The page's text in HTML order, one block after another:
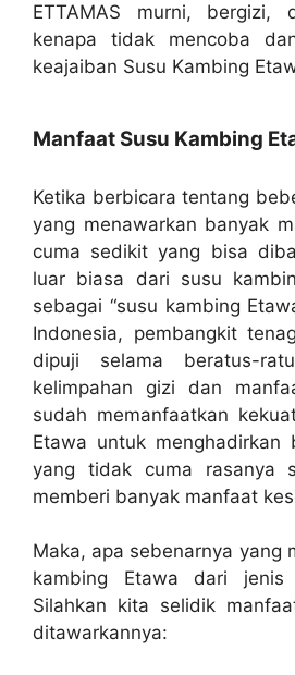
ETTAMAS murni, bergizi,
kenapa tidak mencoba
keajaiban Susu Kambing
Manfaat Susu Kambing
Ketika berbicara tentang
yang menawarkan banyak
cuma sedikit yang bisa
luar biasa dari susu
sebagai “susu kambing
Indonesia, pembangkit
dipuji selama beratus-
kelimpahan gizi dan
sudah memanfaatkan
Etawa untuk menghadirkan
yang tidak cuma rasanya
memberi banyak manfaat
Maka, apa sebenarnya yang
kambing Etawa dari
Silahkan kita selidik
ditawarkannya: